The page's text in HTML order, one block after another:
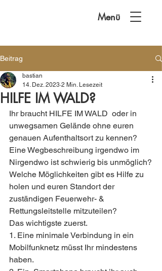
Menü
Beitrag
HILFE IM WALD?
bastian
14. Dez. 2023 2 Min. Lesezeit
Ihr braucht HILFE IM WALD  oder in
unwegsamen Gelände ohne euren
genauen Aufenthaltsort zu kennen?
Eine Wegbeschreibung irgendwo im
Nirgendwo ist schwierig bis unmöglich?
Welche Möglichkeiten gibt es Hilfe zu
holen und euren Standort der
zuständigen Feuerwehr- &
Rettungsleitstelle mitzuteilen?
Das wichtigste zuerst.
1. Eine minimale Verbindung in ein
Mobilfunknetz müsst Ihr mindestens
haben.